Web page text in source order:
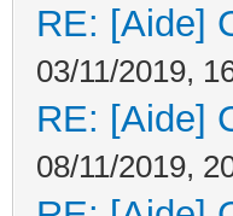
RE: [Aide]
03/11/2019,
RE: [Aide]
08/11/2019,